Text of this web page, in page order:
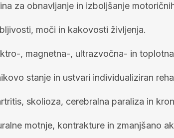
za obnavljanje in izboljšanje
moči in kakovosti življenja.
, magnetna-, ultrazvočna- in
stanje in ustvari individualiziran
skolioza, cerebralna paraliza in
motnje, kontrakture in zmanjšano